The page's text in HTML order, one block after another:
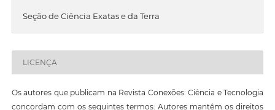
Seção de Ciência Exatas e da Terra
LICENÇA
Os autores que publicam na Revista Conexões: Ciência e Tecnologia
concordam com os seguintes termos: Autores mantêm os direitos